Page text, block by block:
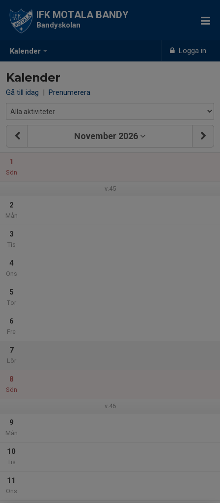
Kalender Logga in
IFK MOTALA BANDY
Bandyskolan
Kalender
Gå till idag | Prenumerera
November 2026
1
Sön
v.45
2
Mån
3
Tis
4
Ons
5
Tor
6
Fre
7
Lör
8
Sön
v.46
9
Mån
10
Tis
11
Ons